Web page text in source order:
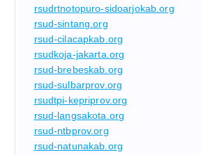
rsudrtnotopuro-sidoarjokab.org
rsud-sintang.org
rsud-cilacapkab.org
rsudkoja-jakarta.org
rsud-brebeskab.org
rsud-sulbarprov.org
rsudtpi-kepriprov.org
rsud-langsakota.org
rsud-ntbprov.org
rsud-natunakab.org